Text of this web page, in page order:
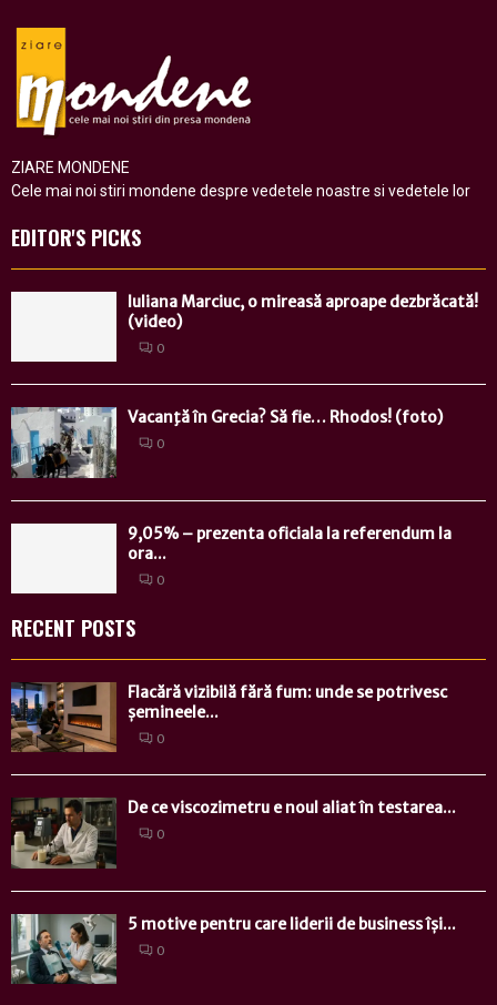
ZIARE MONDENE
Cele mai noi stiri mondene despre vedetele noastre si vedetele lor
EDITOR'S PICKS
Iuliana Marciuc, o mireasă aproape dezbrăcată!
(video)
0
Vacanţă în Grecia? Să fie… Rhodos! (foto)
0
9,05% – prezenta oficiala la referendum la
ora...
0
RECENT POSTS
Flacără vizibilă fără fum: unde se potrivesc
șemineele...
0
De ce viscozimetru e noul aliat în testarea...
0
5 motive pentru care liderii de business își...
0